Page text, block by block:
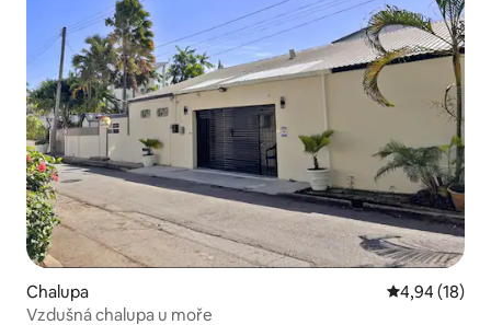
Chalupa Průměrné
4,94 (18)
Vzdušná chalupa u moře